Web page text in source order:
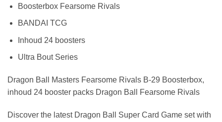
Boosterbox Fearsome Rivals
BANDAI TCG
Inhoud 24 boosters
Ultra Bout Series
Dragon Ball Masters Fearsome Rivals B-29 Boosterbox,
inhoud 24 booster packs Dragon Ball Fearsome Rivals
Discover the latest Dragon Ball Super Card Game set with